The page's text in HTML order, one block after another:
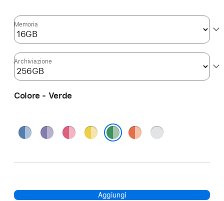
Memoria
Archiviazione
Colore - Verde
Blu Viola Rosa Giallo ArancioneArgento
Aggiungi